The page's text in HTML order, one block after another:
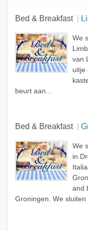
Bed & Breakfast
We
van
uitje
beurt aan...
Bed & Breakfast
We
in
and
Groningen. We sluiten